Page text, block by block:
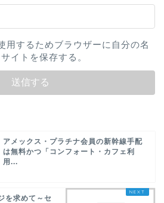
用するためブラウザーに自分の名
イトを保存する。
アメックス・プラチナ会員の新幹線手配
は無料かつ「コンフォート・カフェ利
用...
を求めて～セ